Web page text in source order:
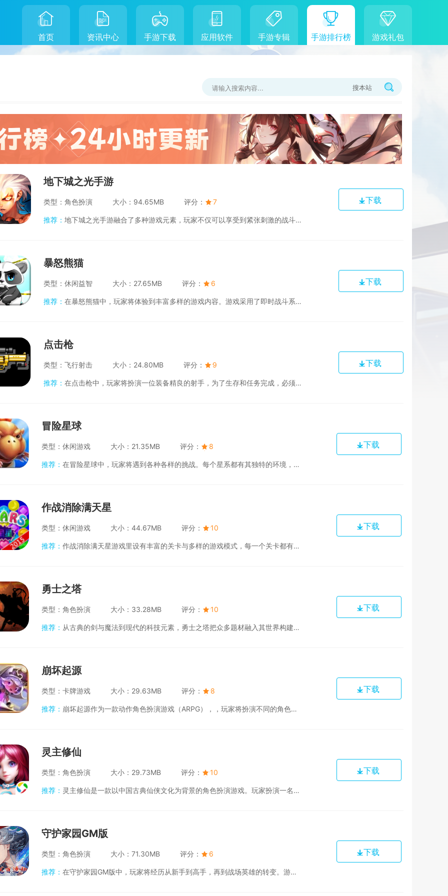
首页 资讯中心 手游下载 应用软件 手游专辑 手游排行榜 游戏礼包
搜本站
地下城之光手游
类型： 角色扮演 大小： 94.65MB 评分： 7
推荐： 地下城之光手游融合了多种游戏元素，玩家不仅可以享受到紧张刺激的战斗体验，还可以体验到充满策略的团队搭配与管理。游戏设有多种职业角色，每个角色都拥有独特的技能与定...
下载
暴怒熊猫
类型： 休闲益智 大小： 27.65MB 评分： 6
推荐： 在暴怒熊猫中，玩家将体验到丰富多样的游戏内容。游戏采用了即时战斗系统，玩家需要在战斗中灵活操作，才能战胜强大的敌人。游戏还设有众多关卡与地图，玩家在探索不同的地...
下载
点击枪
类型： 飞行射击 大小： 24.80MB 评分： 9
推荐： 在点击枪中，玩家将扮演一位装备精良的射手，为了生存和任务完成，必须击败一波又一波的敌人。游戏设置了多个关卡和挑战模式，每个关卡都有不同的敌人和场景，玩家需要灵活...
下载
冒险星球
类型： 休闲游戏 大小： 21.35MB 评分： 8
推荐： 在冒险星球中，玩家将遇到各种各样的挑战。每个星系都有其独特的环境，资源丰富但同样危险重重。玩家需要合理规划自己的探险路线，升级飞船和装备，招募强力伙伴，以便在遭...
下载
作战消除满天星
类型： 休闲游戏 大小： 44.67MB 评分： 10
推荐： 作战消除满天星游戏里设有丰富的关卡与多样的游戏模式，每一个关卡都有独特的挑战和策略。玩家在消除元素的需要考虑如何利用有限的移动次数达到最高的战斗效果。游戏中设有...
下载
勇士之塔
类型： 角色扮演 大小： 33.28MB 评分： 10
推荐： 从古典的剑与魔法到现代的科技元素，勇士之塔把众多题材融入其世界构建之中，为玩家提供了一个极富探索性的游戏环境。游戏的核心玩法围绕着角色成长、装备收集和层层挑战。...
下载
崩坏起源
类型： 卡牌游戏 大小： 29.63MB 评分： 8
推荐： 崩坏起源作为一款动作角色扮演游戏（ARPG），，玩家将扮演不同的角色，穿越各种风格迥异的世界，与强大的敌人进行战斗。游戏设置了丰富的故事情节和角色背景，每个角色...
下载
灵主修仙
类型： 角色扮演 大小： 29.73MB 评分： 10
推荐： 灵主修仙是一款以中国古典仙侠文化为背景的角色扮演游戏。玩家扮演一名修仙者，通过修炼、探险、战斗和结交仙友等方式，在庞大的仙侠世界中逐步提升自己的修为，最终达到飞...
下载
守护家园GM版
类型： 角色扮演 大小： 71.30MB 评分： 6
推荐： 在守护家园GM版中，玩家将经历从新手到高手，再到战场英雄的转变。游戏内精心设计的数百个关卡，不仅考验玩家策略布局的能力，还将考验玩家即时反应能力以及资源管理能力...
下载